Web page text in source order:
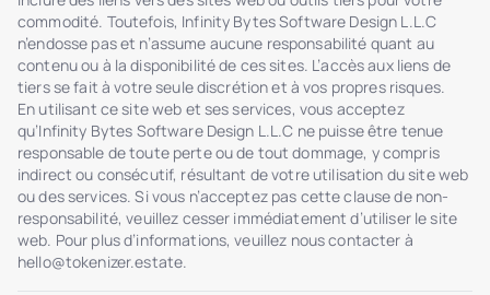
commodité. Toutefois, Infinity Bytes Software Design L.L.C
n’endosse pas et n’assume aucune responsabilité quant au
contenu ou à la disponibilité de ces sites. L’accès aux liens de
tiers se fait à votre seule discrétion et à vos propres risques.
En utilisant ce site web et ses services, vous acceptez
qu’Infinity Bytes Software Design L.L.C ne puisse être tenue
responsable de toute perte ou de tout dommage, y compris
indirect ou consécutif, résultant de votre utilisation du site web
ou des services. Si vous n’acceptez pas cette clause de non-
responsabilité, veuillez cesser immédiatement d’utiliser le site
web. Pour plus d’informations, veuillez nous contacter à
hello@tokenizer.estate.